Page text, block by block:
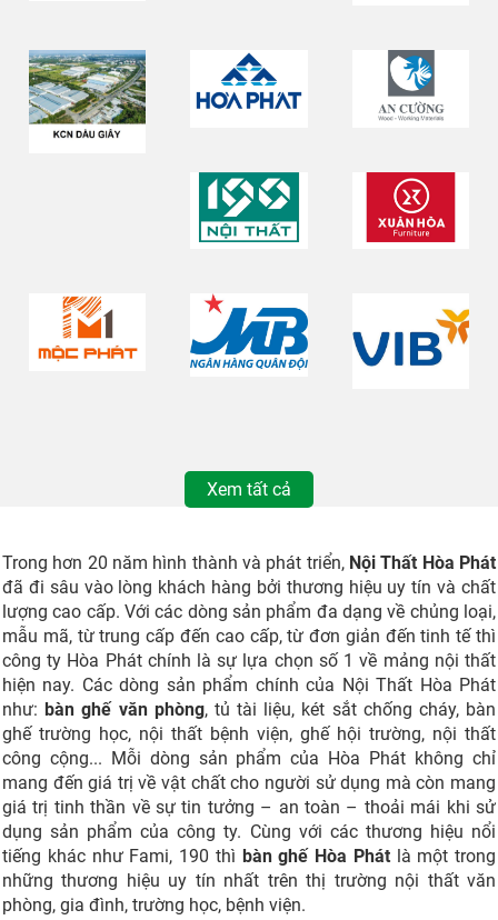
Xem tất cả
Trong hơn 20 năm hình thành và phát triển, Nội Thất Hòa Phát
đã đi sâu vào lòng khách hàng bởi thương hiệu uy tín và chất
lượng cao cấp. Với các dòng sản phẩm đa dạng về chủng loại,
mẫu mã, từ trung cấp đến cao cấp, từ đơn giản đến tinh tế thì
công ty Hòa Phát chính là sự lựa chọn số 1 về mảng nội thất
hiện nay. Các dòng sản phẩm chính của Nội Thất Hòa Phát
như:bàn ghế văn phòng, tủ tài liệu, két sắt chống cháy, bàn
ghế trường học, nội thất bệnh viện, ghế hội trường, nội thất
công cộng... Mỗi dòng sản phẩm của Hòa Phát không chỉ
mang đến giá trị về vật chất cho người sử dụng mà còn mang
giá trị tinh thần về sự tin tưởng – an toàn – thoải mái khi sử
dụng sản phẩm của công ty. Cùng với các thương hiệu nổi
tiếng khác như Fami, 190 thì bàn ghế Hòa Phátlà một trong
những thương hiệu uy tín nhất trên thị trường nội thất văn
phòng, gia đình, trường học, bệnh viện.